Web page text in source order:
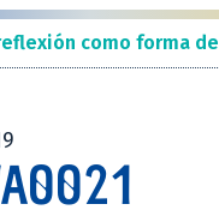
como forma